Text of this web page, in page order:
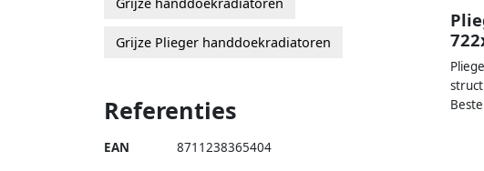
Grijze Plieger handdoekradiatoren
Referenties
EAN 8711238365404